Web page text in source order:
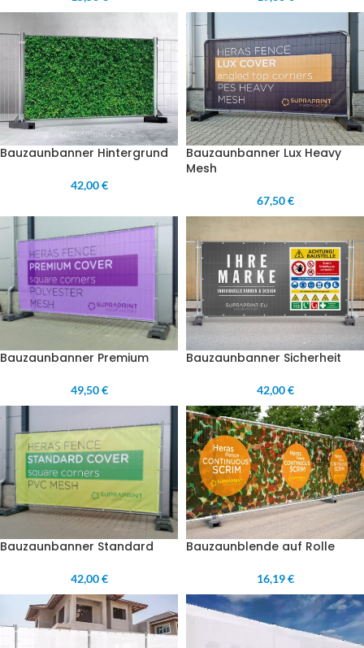
Bauzaunbanner Hintergrund
42,00 €
Bauzaunbanner Lux Heavy
Mesh
67,50 €
Bauzaunbanner Premium
49,50 €
Bauzaunbanner Sicherheit
42,00 €
Bauzaunbanner Standard
42,00 €
Bauzaunblende auf Rolle
16,19 €